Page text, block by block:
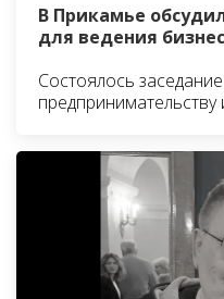
В Прикамье
для ведения
Состоялось